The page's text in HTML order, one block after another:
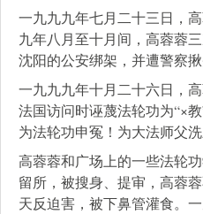
一九九九年七月二十三日，
九年八月至十月间，高蓉蓉
沈阳的公安绑架，并遭警察
一九九九年十月二十六日，
法国访问时诬蔑法轮功为“×
为法轮功申冤！为大法师父洗
高蓉蓉和广场上的一些法轮
留所，被搜身、提审，高蓉
天反迫害，被下鼻管灌食。